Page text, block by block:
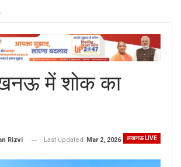
में शोक का
लखनऊ LIVE
Rizvi Last updated Mar 2, 2026